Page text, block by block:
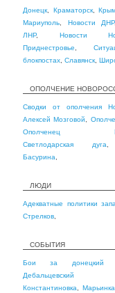
Донецк Краматорск,
Мариуполь
Новости ДНР
ЛНР, Новости
Приднестровье
блокпостах Славянск
ОПОЛЧЕНИЕ
Сводки от ополчения
Алексей Мозговой
Ополченец
Светлодарская дуга
Басурина
ЛЮДИ
Адекватные политики
Стрелков
СОБЫТИЯ
Бои за донецкий
Дебальцевский
Константиновка
Марьинка